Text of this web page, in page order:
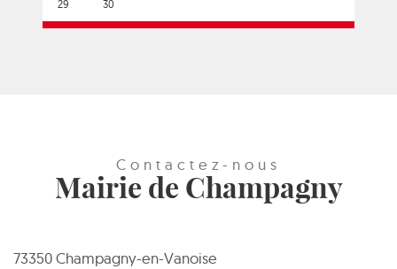
29 30
Contactez-nous
Mairie de Champagny
73350 Champagny-en-Vanoise